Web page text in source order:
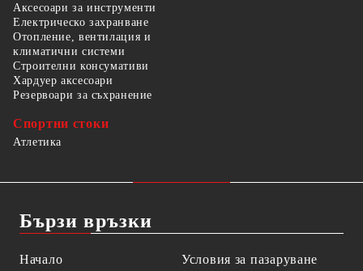
Аксесоари за инструменти
Електрическо захранване
Отопление, вентилация и
климатични системи
Строителни консумативи
Хардуер аксесоари
Резервоари за съхранение
Спортни стоки
Атлетика
Бързи връзки
Начало
Условия за пазаруване